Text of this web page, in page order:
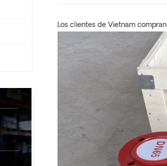
Los clientes de Vietnam compran